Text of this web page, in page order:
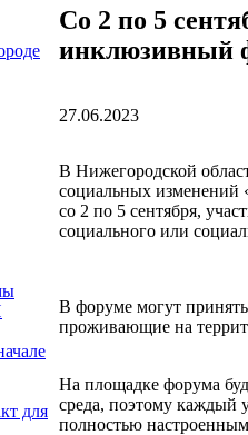
для
Со 2 по 5
инклюзивный
27.06.2023
В Нижегородской
социальных изменений
со 2 по 5 сентября,
социального или
В форуме могут
проживающие на
На площадке форума
среда, поэтому каждый
полностью